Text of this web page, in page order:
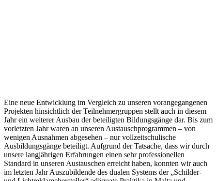
Eine neue Entwicklung im Vergleich zu unseren vorangegangenen
Projekten hinsichtlich der Teilnehmergruppen stellt auch in diesem
Jahr ein weiterer Ausbau der beteiligten Bildungsgänge dar. Bis zum
vorletzten Jahr waren an unseren Austauschprogrammen – von
wenigen Ausnahmen abgesehen – nur vollzeitschulische
Ausbildungsgänge beteiligt. Aufgrund der Tatsache, dass wir durch
unsere langjährigen Erfahrungen einen sehr professionellen
Standard in unseren Austauschen erreicht haben, konnten wir auch
im letzten Jahr Auszubildende des dualen Systems der „Schilder-